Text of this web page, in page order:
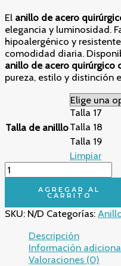
El anillo de acero
elegancia y luminosidad.
hipoalergénico y
comodidad diaria.
anillo de acero quirúrgico
pureza, estilo y distinción
Talla de anilllo
Talla 17
Talla 18
Talla 19
Limpiar
Brillante
Anillo
quirúrgico
cristales
blancos
AGREGAR AL
CARRITO
SKU: N/D Categorías:
Descripción
Información
Valoraciones (0)